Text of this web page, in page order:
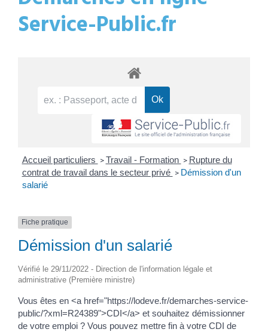
Service-Public.fr
Accueil particuliers > Travail - Formation > Rupture du
contrat de travail dans le secteur privé > Démission d'un
salarié
Fiche pratique
Démission d'un salarié
Vérifié le 29/11/2022 - Direction de l'information légale et
administrative (Première ministre)
Vous êtes en <a href="https://lodeve.fr/demarches-service-
public/?xml=R24389">CDI</a> et souhaitez démissionner
de votre emploi ? Vous pouvez mettre fin à votre CDI de